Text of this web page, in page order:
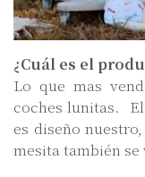
¿Cuál es el
Lo que mas
coches lunitas.
es diseño
mesita también